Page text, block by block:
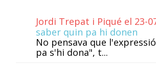
Jordi Trepat i Piqué el 23-
saber quin pa hi donen
No pensava que
pa s'hi dona", t...